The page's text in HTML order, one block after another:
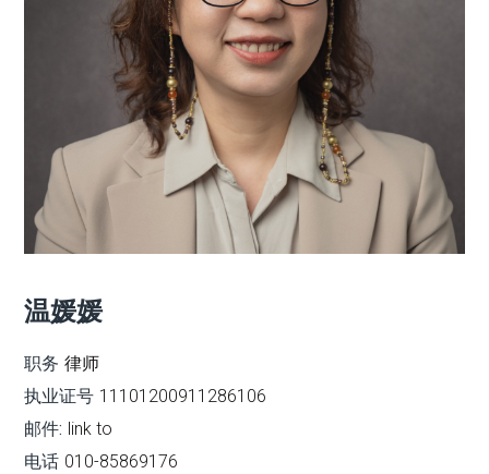
温媛媛
职务 律师
执业证号 11101200911286106
邮件: link to
电话 010-85869176